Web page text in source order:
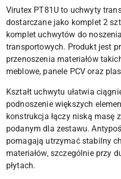
Virutex PT81U to uchwyty
dostarczane jako komplet 2
komplet uchwytów do
transportowych. Produkt jest
przenoszenia materiałów
meblowe, panele PCV oraz
Kształt uchwytu ułatwia
podnoszenie większych
konstrukcja łączy niską masę
podanym dla zestawu.
pomagają utrzymać stabilny
materiałów, szczególnie przy
płytach.